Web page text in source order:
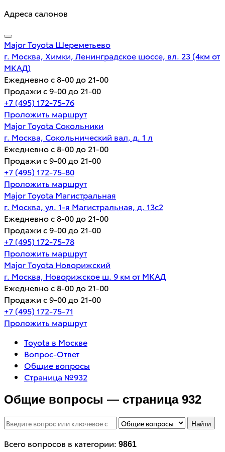
Адреса салонов
Major Toyota Шереметьево
г. Москва, Химки, Ленинградское шоссе, вл. 23 (4км от
МКАД)
Ежедневно с 8-00 до 21-00
Продажи с 9-00 до 21-00
+7 (495) 172-75-76
Проложить маршрут
Major Toyota Сокольники
г. Москва, Сокольнический вал, д. 1 л
Ежедневно с 8-00 до 21-00
Продажи с 9-00 до 21-00
+7 (495) 172-75-80
Проложить маршрут
Major Toyota Магистральная
г. Москва, ул. 1-я Магистральная, д. 13с2
Ежедневно с 8-00 до 21-00
Продажи с 9-00 до 21-00
+7 (495) 172-75-78
Проложить маршрут
Major Toyota Новорижский
г. Москва, Новорижское ш. 9 км от МКАД
Ежедневно с 8-00 до 21-00
Продажи с 9-00 до 21-00
+7 (495) 172-75-71
Проложить маршрут
Toyota в Москве
Вопрос-Ответ
Общие вопросы
Страница №932
Общие вопросы — страница 932
Найти
Всего вопросов в категории: 9861